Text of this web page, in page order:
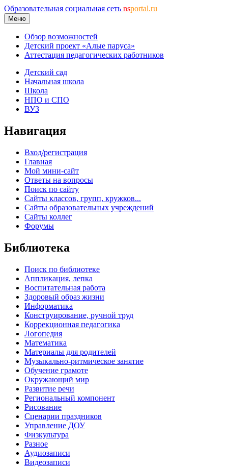
Образовательная социальная сеть nsportal.ru
Меню
Обзор возможностей
Детский проект «Алые паруса»
Аттестация педагогических работников
Детский сад
Начальная школа
Школа
НПО и СПО
ВУЗ
Навигация
Вход/регистрация
Главная
Мой мини-сайт
Ответы на вопросы
Поиск по сайту
Сайты классов, групп, кружков...
Сайты образовательных учреждений
Сайты коллег
Форумы
Библиотека
Поиск по библиотеке
Аппликация, лепка
Воспитательная работа
Здоровый образ жизни
Информатика
Конструирование, ручной труд
Коррекционная педагогика
Логопедия
Математика
Материалы для родителей
Музыкально-ритмическое занятие
Обучение грамоте
Окружающий мир
Развитие речи
Региональный компонент
Рисование
Сценарии праздников
Управление ДОУ
Физкультура
Разное
Аудиозаписи
Видеозаписи